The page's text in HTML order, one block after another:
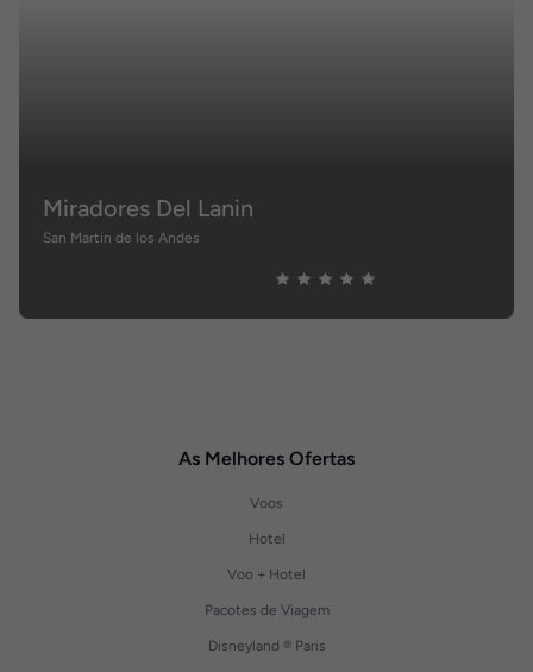
Miradores Del Lanin
San Martin de los Andes
As Melhores Ofertas
Voos
Hotel
Voo + Hotel
Pacotes de Viagem
Disneyland ® Paris